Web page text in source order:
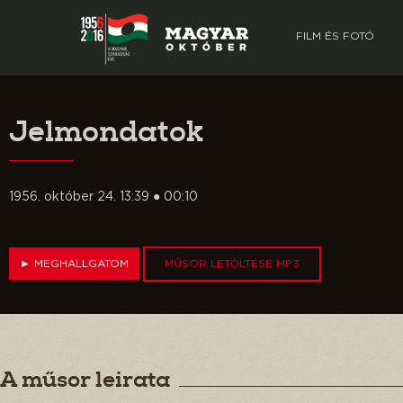
FILM ÉS FOTÓ
Jelmondatok
1956. október 24. 13:39 ● 00:10
► MEGHALLGATOM MŰSOR LETÖLTÉSE MP3
A műsor leirata